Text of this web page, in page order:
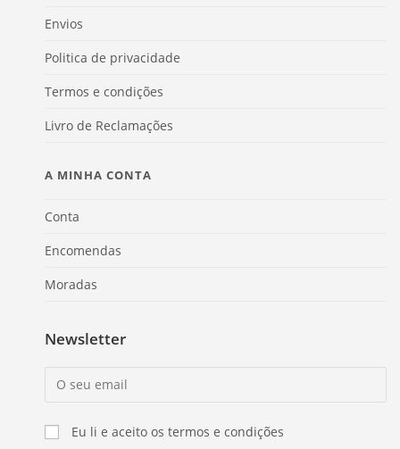
Envios
Politica de privacidade
Termos e condições
Livro de Reclamações
A MINHA CONTA
Conta
Encomendas
Moradas
Newsletter
Eu li e aceito os termos e condições